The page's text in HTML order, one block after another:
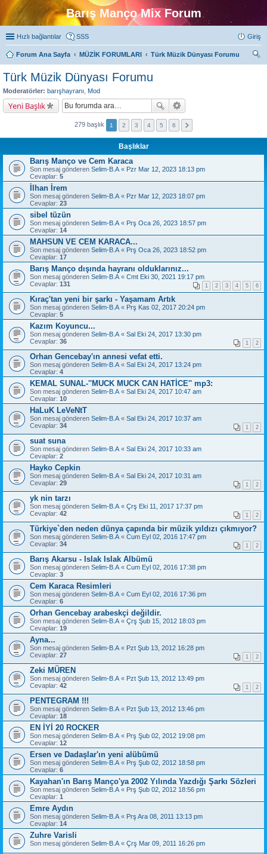
Barış Manço Mix Forum
Hızlı bağlantılar SSS Giriş
Forum Ana Sayfa MÜZİK FORUMLARI
Türk Müzik Dünyası Forumu
Türk Müzik Dünyası Forumu
Moderatörler: barışhayranı Mod
Yeni Başlık
279 başlık 1 2 3 4 5 6
Başlıklar
Barış Manço ve Cem Karaca
Son mesaj gönderen Selim-B.A « Pzr Mar 12, 2023 18:13 pm
Cevaplar: 5
İlhan İrem
Son mesaj gönderen Selim-B.A « Pzr Mar 12, 2023 18:07 pm
Cevaplar: 23
sibel tüzün
Son mesaj gönderen Selim-B.A « Prş Oca 26, 2023 18:57 pm
Cevaplar: 14
MAHSUN VE CEM KARACA...
Son mesaj gönderen Selim-B.A « Prş Oca 26, 2023 18:52 pm
Cevaplar: 17
Barış Manço dışında hayranı olduklarınız...
Son mesaj gönderen Selim-B.A « Cmt Eki 30, 2021 19:17 pm
Cevaplar: 131 1 2 3 4 5 6
Kıraç'tan yeni bir şarkı - Yaşamam Artık
Son mesaj gönderen Selim-B.A « Prş Kas 02, 2017 20:24 pm
Cevaplar: 5
Kazım Koyuncu...
Son mesaj gönderen Selim-B.A « Sal Eki 24, 2017 13:30 pm
Cevaplar: 36 1 2
Orhan Gencebay'ın annesi vefat etti.
Son mesaj gönderen Selim-B.A « Sal Eki 24, 2017 13:24 pm
Cevaplar: 4
KEMAL SUNAL-''MUCK MUCK CAN HATİCE'' mp3:
Son mesaj gönderen Selim-B.A « Sal Eki 24, 2017 10:47 am
Cevaplar: 10
HaLuK LeVeNtT
Son mesaj gönderen Selim-B.A « Sal Eki 24, 2017 10:37 am
Cevaplar: 34 1 2
suat suna
Son mesaj gönderen Selim-B.A « Sal Eki 24, 2017 10:33 am
Cevaplar: 2
Hayko Cepkin
Son mesaj gönderen Selim-B.A « Sal Eki 24, 2017 10:31 am
Cevaplar: 29 1 2
yk nin tarzı
Son mesaj gönderen Selim-B.A « Çrş Eki 11, 2017 17:37 pm
Cevaplar: 42 1 2
Türkiye`den neden dünya çapında bir müzik yıldızı çıkmıyor?
Son mesaj gönderen Selim-B.A « Cum Eyl 02, 2016 17:47 pm
Cevaplar: 34 1 2
Barış Akarsu - Islak Islak Albümü
Son mesaj gönderen Selim-B.A « Cum Eyl 02, 2016 17:38 pm
Cevaplar: 3
Cem Karaca Resimleri
Son mesaj gönderen Selim-B.A « Cum Eyl 02, 2016 17:36 pm
Cevaplar: 6
Orhan Gencebay arabeskçi değildir.
Son mesaj gönderen Selim-B.A « Çrş Şub 15, 2012 18:03 pm
Cevaplar: 19
Ayna...
Son mesaj gönderen Selim-B.A « Pzt Şub 13, 2012 16:28 pm
Cevaplar: 27 1 2
Zeki MÜREN
Son mesaj gönderen Selim-B.A « Pzt Şub 13, 2012 13:49 pm
Cevaplar: 42 1 2
PENTEGRAM !!!
Son mesaj gönderen Selim-B.A « Pzt Şub 13, 2012 13:46 pm
Cevaplar: 18
EN İYİ 20 ROCKER
Son mesaj gönderen Selim-B.A « Prş Şub 02, 2012 19:08 pm
Cevaplar: 12
Ersen ve Dadaşlar'ın yeni alübümü
Son mesaj gönderen Selim-B.A « Prş Şub 02, 2012 18:58 pm
Cevaplar: 6
Kayahan'ın Barış Manço'ya 2002 Yılında Yazdığı Şarkı Sözleri
Son mesaj gönderen Selim-B.A « Prş Şub 02, 2012 18:56 pm
Cevaplar: 1
Emre Aydın
Son mesaj gönderen Selim-B.A « Prş Ara 08, 2011 13:13 pm
Cevaplar: 14
Zuhre Varisli
Son mesaj gönderen Selim-B.A « Çrş Mar 09, 2011 16:26 pm